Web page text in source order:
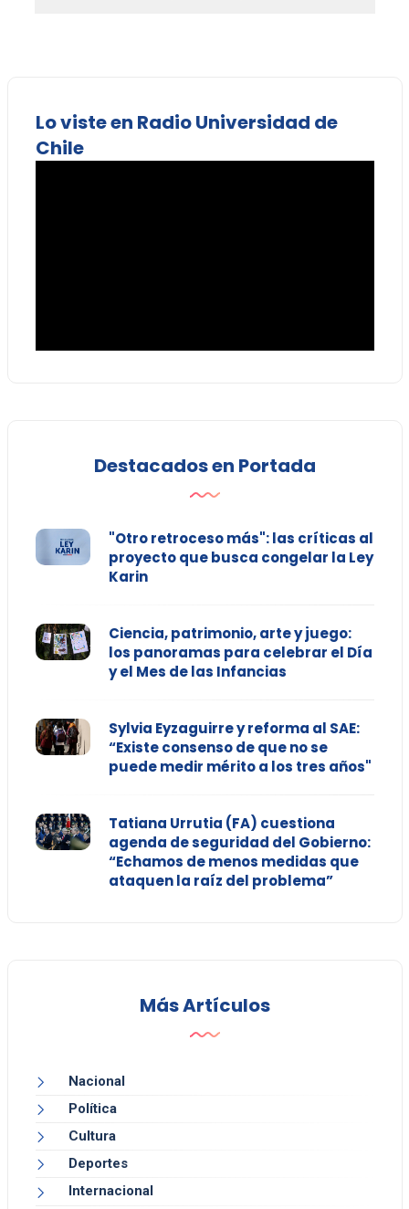
Lo viste en Radio Universidad de
Chile
Destacados en Portada
"Otro retroceso más": las críticas al
proyecto que busca congelar la Ley
Karin
Ciencia, patrimonio, arte y juego:
los panoramas para celebrar el Día
y el Mes de las Infancias
Sylvia Eyzaguirre y reforma al SAE:
“Existe consenso de que no se
puede medir mérito a los tres años"
Tatiana Urrutia (FA) cuestiona
agenda de seguridad del Gobierno:
“Echamos de menos medidas que
ataquen la raíz del problema”
Más Artículos
Nacional
Política
Cultura
Deportes
Internacional